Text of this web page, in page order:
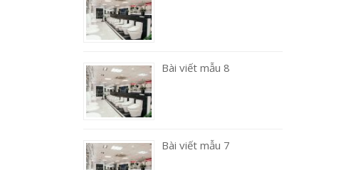
Bài viết mẫu 8
Bài viết mẫu 7